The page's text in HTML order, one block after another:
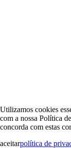
Utilizamos cookies
com a nossa Política
concorda com estas
aceitarpolítica de